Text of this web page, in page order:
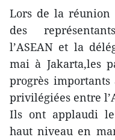
Lors de la réunion
des
l’ASEAN et la
mai à Jakarta,les
progrès importants
privilégiées entre
Ils ont applaudi
haut niveau en